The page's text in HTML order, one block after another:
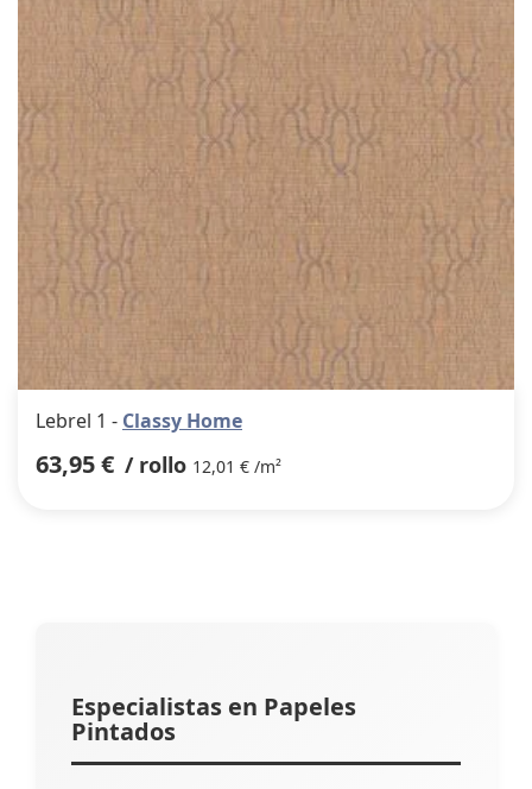
Lebrel 1 - Classy Home
63,95 € / rollo 12,01 € /m²
Especialistas en Papeles
Pintados